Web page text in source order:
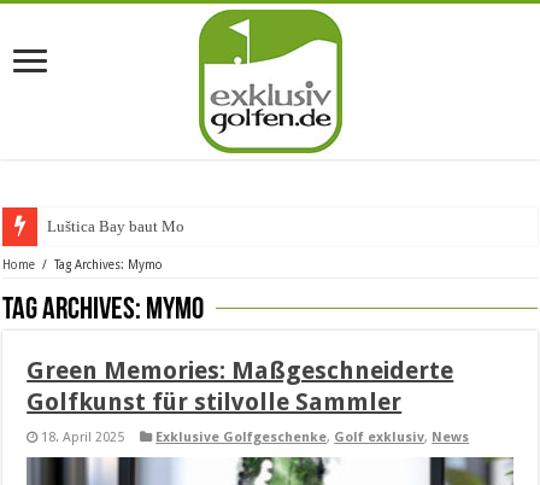
Luštica Bay baut Montene
Home / Tag Archives: Mymo
Tag Archives: Mymo
Green Memories: Maßgeschneiderte
Golfkunst für stilvolle Sammler
18. April 2025 Exklusive Golfgeschenke, Golf exklusiv, News